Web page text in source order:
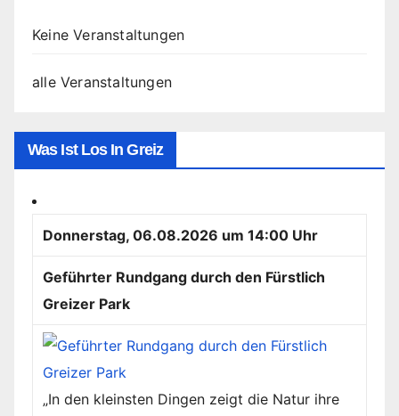
Keine Veranstaltungen
alle Veranstaltungen
Was Ist Los In Greiz
Donnerstag, 06.08.2026 um 14:00 Uhr
Geführter Rundgang durch den Fürstlich
Greizer Park
„In den kleinsten Dingen zeigt die Natur ihre